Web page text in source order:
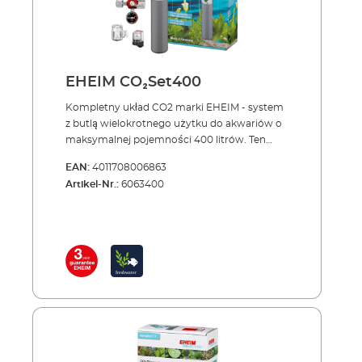
EHEIM CO₂Set400
Kompletny układ CO2 marki EHEIM - system
z butlą wielokrotnego użytku do akwariów o
maksymalnej pojemności 400 litrów. Ten
dozuje CO2 dostarczając roślinom jednej z
najważniejszych substancji odżywczych.
Zestaw zawiera wszystkie niezbędne
elementy, a jego instalacja wymaga
opróżnieniu butli można oddać ją nabić w
się, aby posiadać butlę rezerwową (patrz
akcesoria).System nawożenia EHEIM
EAN: 4011708006863
Artikel-Nr.: 6063400